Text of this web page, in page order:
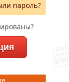
пароль?